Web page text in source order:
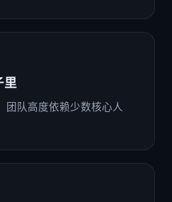
里
团队高度依赖少数核心人